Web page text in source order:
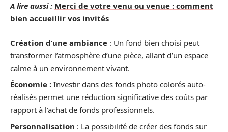
A lire aussi : Merci de votre venu ou venue : comment
bien accueillir vos invités
Création d’une ambiance : Un fond bien choisi peut
transformer l’atmosphère d’une pièce, allant d’un espace
calme à un environnement vivant.
Économie : Investir dans des fonds photo colorés auto-
réalisés permet une réduction significative des coûts par
rapport à l’achat de fonds professionnels.
Personnalisation : La possibilité de créer des fonds sur